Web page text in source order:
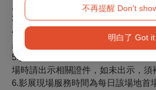
不再提醒 Don't
明白了 Got it
服務台售票處購票。
3.日場票：限週一至週五17：59以前
4.敬老愛心票：僅供年滿65歲以上長
必要陪同者（須同時入場）購買。
5.持學生票、敬老愛心票或台北市文
場時請出示相關證件，如未出示，須
6.影展現場服務時間為每日該場地首